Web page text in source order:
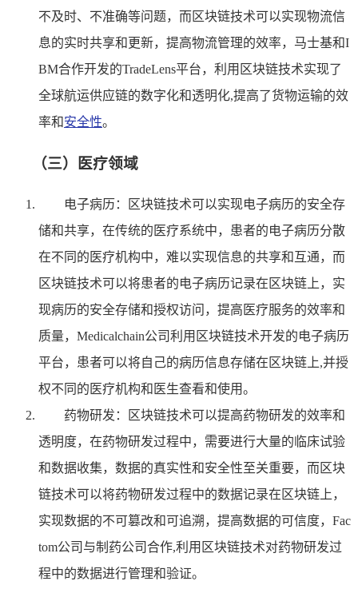
不及时、不准确等问题，而区块链技术可以实现物流信
息的实时共享和更新，提高物流管理的效率，马士基和I
BM合作开发的TradeLens平台，利用区块链技术实现了
全球航运供应链的数字化和透明化,提高了货物运输的效
率和安全性。
（三）医疗领域
电子病历：区块链技术可以实现电子病历的安全存
储和共享，在传统的医疗系统中，患者的电子病历分散
在不同的医疗机构中，难以实现信息的共享和互通，而
区块链技术可以将患者的电子病历记录在区块链上，实
现病历的安全存储和授权访问，提高医疗服务的效率和
质量，Medicalchain公司利用区块链技术开发的电子病历
平台，患者可以将自己的病历信息存储在区块链上,并授
权不同的医疗机构和医生查看和使用。
药物研发：区块链技术可以提高药物研发的效率和
透明度，在药物研发过程中，需要进行大量的临床试验
和数据收集，数据的真实性和安全性至关重要，而区块
链技术可以将药物研发过程中的数据记录在区块链上，
实现数据的不可篡改和可追溯，提高数据的可信度，Fac
tom公司与制药公司合作,利用区块链技术对药物研发过
程中的数据进行管理和验证。